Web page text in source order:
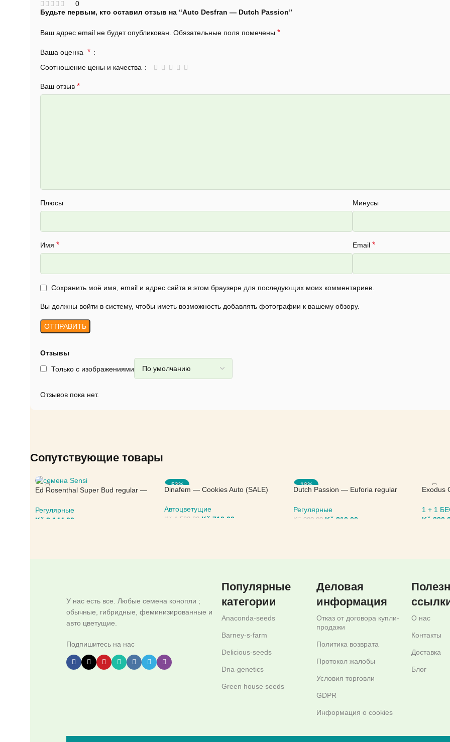
0
Отзывы
Только с изображениями
Отзывов пока нет.
Будьте первым, кто оставил отзыв на “Auto Desfran — Dutch Passion”
Ваш адрес email не будет опубликован. Обязательные поля помечены *
Ваша оценка *
Соотношение цены и качества
Ваш отзыв *
Плюсы Минусы
Имя * Email *
Сохранить моё имя, email и адрес сайта в этом браузере для последующих моих комментариев.
Вы должны войти в систему, чтобы иметь возможность добавлять фотографии к вашему обзору.
Сопутствующие товары
Ed Rosenthal Super Bud regular —
Регулярные
Kč 3.144,00
-53%
Dinafem — Cookies Auto (SALE)
Автоцветущие
Kč 1.503,00 Kč 710,00
-18%
Dutch Passion — Euforia regular
Регулярные
Kč 990,00 Kč 810,00
Exodus
1 + 1
Kč
У нас есть все. Любые семена конопли ;
обычные, гибридные, феминизированные и
авто цветущие.
Подпишитесь на нас
Популярные
категории
Anaconda-seeds
Barney-s-farm
Delicious-seeds
Dna-genetics
Green house seeds
Деловая
информация
Отказ от договора купли-
продажи
Политика возврата
Протокол жалобы
Условия торговли
GDPR
Информация о cookies
О нас
Контакты
Доставка
Блог